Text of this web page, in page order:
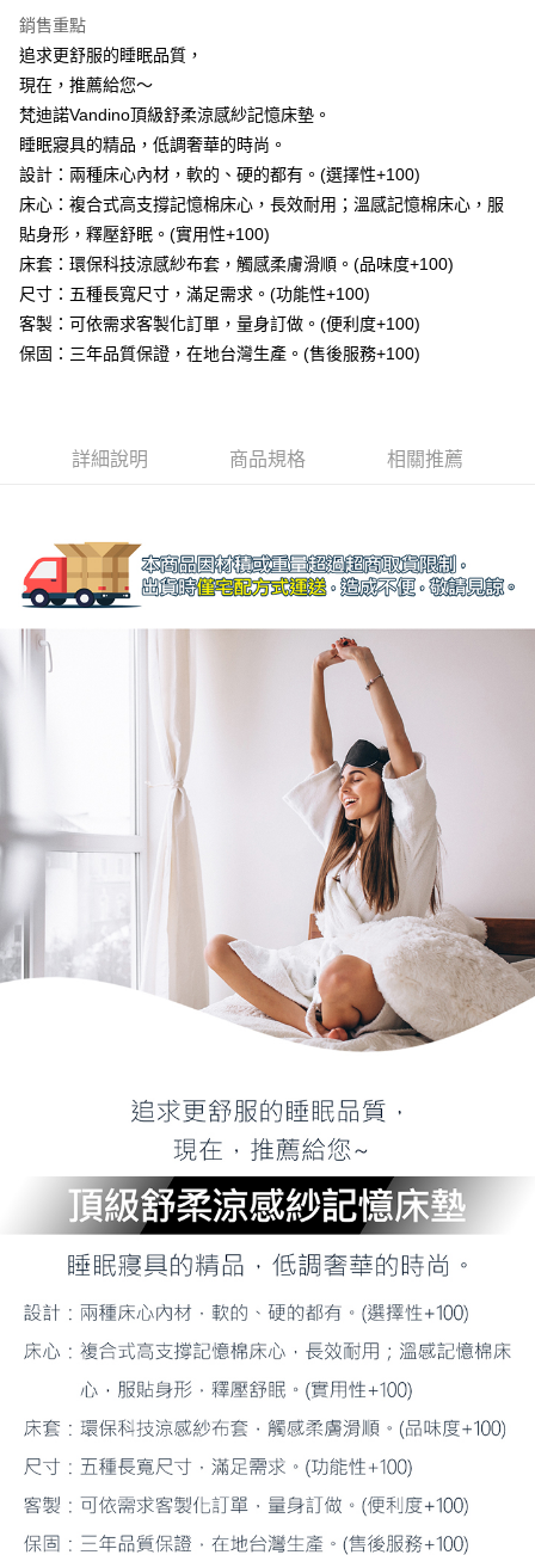
【「AFTEE先享後付」結帳流程】
１．於結帳方式選擇「AFTEE先享後付」後，將跳轉至「AFTEE先享後付」
結帳頁面，進行簡訊認證並確認金額後，即可完成結帳。
２．訂單成立數日內，您將收到繳費通知簡訊。
３．收到繳費通知簡訊後14天內，點擊此簡訊中的連結，可透過四大超商／
※ 請注意：結帳手續完成當下不需立刻繳費，但若您需要取消訂單，請聯絡
購買商品的店家。未經商家同意取消之訂單仍視為有效，需透過AFTEE先享
後付繳納相關費用。
※ 交易是否成功請以「AFTEE先享後付 」之結帳頁面顯示為準，若有關於
是否繳費成功／繳費後需取消欲退款等相關疑問，請聯繫「AFTEE先享後付
客戶支援中心」https://netprotections.freshdesk.com/support/home
【注意事項】
１．透過由恩沛科技股份有限公司提供之「AFTEE先享後付」服務完成之交
易，需依本服務之必要範圍內提供個人資料，並將交易相關給付款項請求債
「AFTEE先享後付」，若未經同意申辦者引起之損失，本公司不負相關責
請求用戶進行身份認證。
５．嚴禁一人註冊多個帳號或使用他人資訊註冊。若發現惡意使用之情形，
恩沛科技股份有限公司將有權停止該用戶之使用額度並採取法律行動。
每筆NT$100，滿NT$499(含以上)免運費
銷售重點
追求更舒服的睡眠品質，
現在，推薦給您～
梵迪諾Vandino頂級舒柔涼感紗記憶床墊。
睡眠寢具的精品，低調奢華的時尚。
設計：兩種床心內材，軟的、硬的都有。(選擇性+100)
床心：複合式高支撐記憶棉床心，長效耐用；溫感記憶棉床心，服
貼身形，釋壓舒眠。(實用性+100)
床套：環保科技涼感紗布套，觸感柔膚滑順。(品味度+100)
尺寸：五種長寬尺寸，滿足需求。(功能性+100)
客製：可依需求客製化訂單，量身訂做。(便利度+100)
保固：三年品質保證，在地台灣生產。(售後服務+100)
詳細說明 商品規格 相關推薦